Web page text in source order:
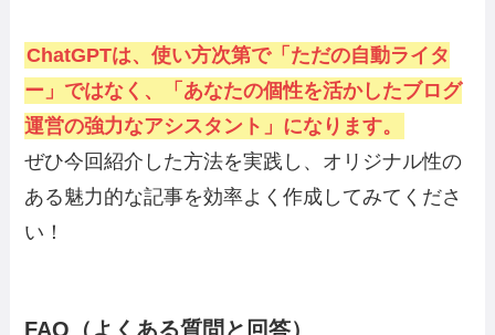
ChatGPTは、使い方次第で「ただの自動ライタ
ー」ではなく、「あなたの個性を活かしたブログ
運営の強力なアシスタント」になります。
ぜひ今回紹介した方法を実践し、オリジナル性の
ある魅力的な記事を効率よく作成してみてくださ
い！
FAQ（よくある質問と回答）